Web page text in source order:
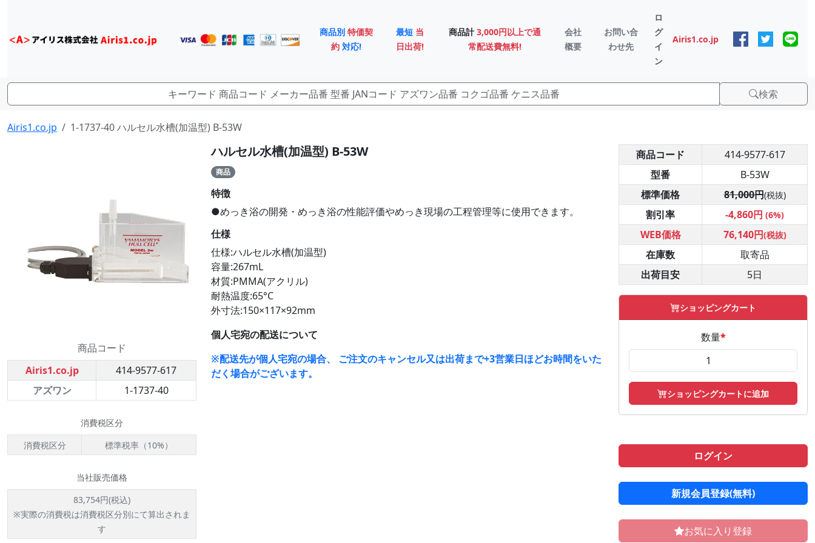
商品別 特価契
約 対応!
最短 当
日出荷!
商品計 3,000円以上で通
常配送費無料!
会社
概要
お問い合
わせ先
ロ
グ
イ
ン
Airis1.co.jp
検索
Airis1.co.jp 1-1737-40 ハルセル水槽(加温型) B-53W
商品コード
Airis1.co.jp
414-9577-617
アズワン
1-1737-40
消費税区分
消費税区分
標準税率（10%）
当社販売価格
83,754円(税込)
※実際の消費税は消費税区分別にて算出されま
す
ハルセル水槽(加温型) B-53W
商品
特徴
●めっき浴の開発・めっき浴の性能評価やめっき現場の工程管理等に使用できます。
仕様
仕様:ハルセル水槽(加温型)
容量:267mL
材質:PMMA(アクリル)
耐熱温度:65°C
外寸法:150×117×92mm
個人宅宛の配送について
※配送先が個人宅宛の場合、 ご注文のキャンセル又は出荷まで+3営業日ほどお時間をいた
だく場合がございます。
商品コード
414-9577-617
型番
B-53W
標準価格
81,000円(税抜)
割引率 -4,860円 (6%)
WEB価格 76,140円(税抜)
在庫数
取寄品
出荷目安
5日
ショッピングカート
数量*
ショッピングカートに追加
ログイン
新規会員登録(無料)
お気に入り登録